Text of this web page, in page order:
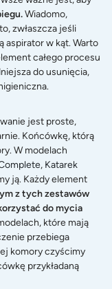
Wiadomo,
zwłaszcza jeśli
aspirator w kąt. Warto
całego procesu
do usunięcia,
jest proste,
Końcówkę, którą
W modelach
, Katarek
ją. Każdy element
z tych zestawów
do mycia
które mają
przebiega
komory czyścimy
przykładaną